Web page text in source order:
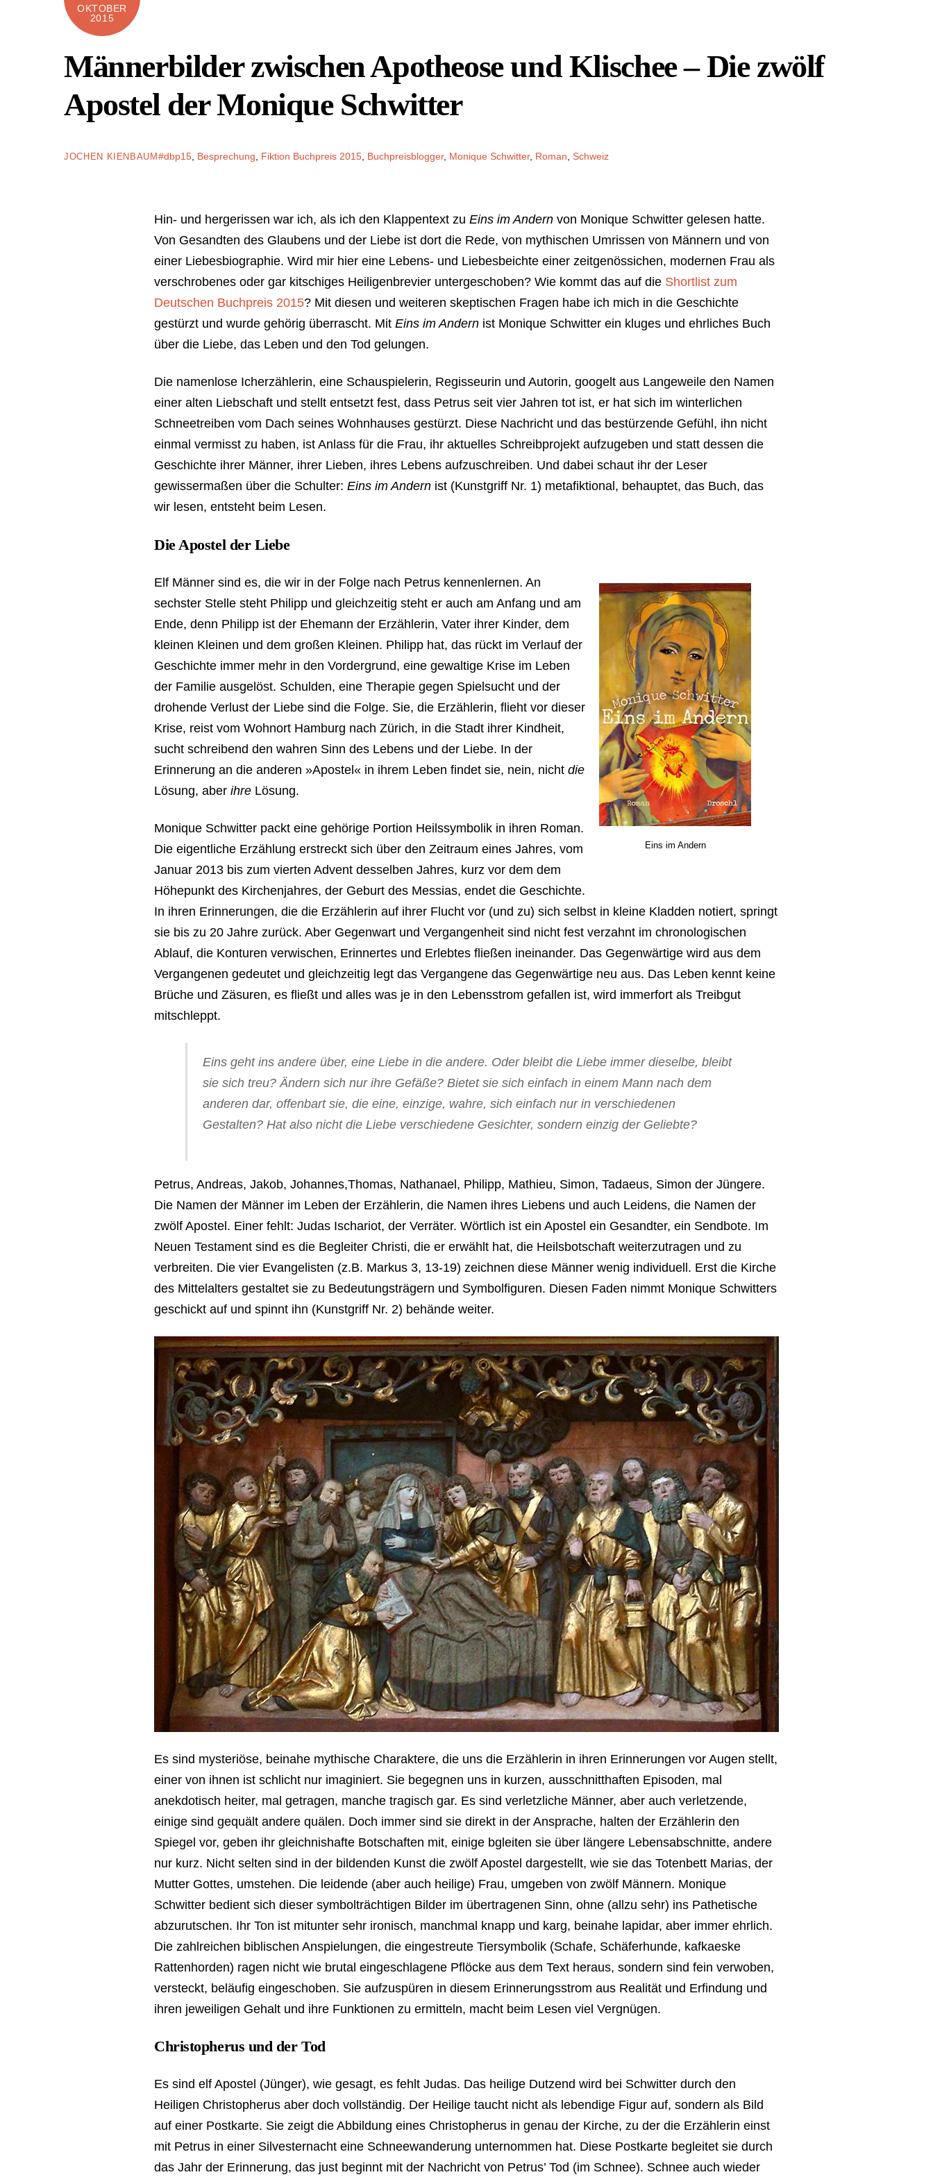
OKTOBER
2015
Männerbilder zwischen Apotheose und Klischee – Die zwölf
Apostel der Monique Schwitter
JOCHEN KIENBAUM#dbp15, Besprechung Fiktion Buchpreis 2015, Buchpreisblogger, Monique Schwitter, Roman Schweiz
Hin- und hergerissen war ich, als ich den Klappentext zu Eins im Andern von Monique Schwitter gelesen hatte.
Von Gesandten des Glaubens und der Liebe ist dort die Rede, von mythischen Umrissen von Männern und von
einer Liebesbiographie. Wird mir hier eine Lebens- und Liebesbeichte einer zeitgenössichen, modernen Frau als
verschrobenes oder gar kitschiges Heiligenbrevier untergeschoben? Wie kommt das auf die Shortlist zum
Deutschen Buchpreis 2015? Mit diesen und weiteren skeptischen Fragen habe ich mich in die Geschichte
gestürzt und wurde gehörig überrascht. Mit Eins im Andern ist Monique Schwitter ein kluges und ehrliches Buch
über die Liebe, das Leben und den Tod gelungen.
Die namenlose Icherzählerin, eine Schauspielerin, Regisseurin und Autorin, googelt aus Langeweile den Namen
einer alten Liebschaft und stellt entsetzt fest, dass Petrus seit vier Jahren tot ist, er hat sich im winterlichen
Schneetreiben vom Dach seines Wohnhauses gestürzt. Diese Nachricht und das bestürzende Gefühl, ihn nicht
einmal vermisst zu haben, ist Anlass für die Frau, ihr aktuelles Schreibprojekt aufzugeben und statt dessen die
Geschichte ihrer Männer, ihrer Lieben, ihres Lebens aufzuschreiben. Und dabei schaut ihr der Leser
gewissermaßen über die Schulter: Eins im Andern ist (Kunstgriff Nr. 1) metafiktional, behauptet, das Buch, das
wir lesen, entsteht beim Lesen.
Die Apostel der Liebe
Eins im Andern
Elf Männer sind es, die wir in der Folge nach Petrus kennenlernen. An
sechster Stelle steht Philipp und gleichzeitig steht er auch am Anfang und am
Ende, denn Philipp ist der Ehemann der Erzählerin, Vater ihrer Kinder, dem
kleinen Kleinen und dem großen Kleinen. Philipp hat, das rückt im Verlauf der
Geschichte immer mehr in den Vordergrund, eine gewaltige Krise im Leben
der Familie ausgelöst. Schulden, eine Therapie gegen Spielsucht und der
drohende Verlust der Liebe sind die Folge. Sie, die Erzählerin, flieht vor dieser
Krise, reist vom Wohnort Hamburg nach Zürich, in die Stadt ihrer Kindheit,
sucht schreibend den wahren Sinn des Lebens und der Liebe. In der
Erinnerung an die anderen »Apostel« in ihrem Leben findet sie, nein, nicht die
Lösung, aber ihre Lösung.
Monique Schwitter packt eine gehörige Portion Heilssymbolik in ihren Roman.
Die eigentliche Erzählung erstreckt sich über den Zeitraum eines Jahres, vom
Januar 2013 bis zum vierten Advent desselben Jahres, kurz vor dem dem
Höhepunkt des Kirchenjahres, der Geburt des Messias, endet die Geschichte.
In ihren Erinnerungen, die die Erzählerin auf ihrer Flucht vor (und zu) sich selbst in kleine Kladden notiert, springt
sie bis zu 20 Jahre zurück. Aber Gegenwart und Vergangenheit sind nicht fest verzahnt im chronologischen
Ablauf, die Konturen verwischen, Erinnertes und Erlebtes fließen ineinander. Das Gegenwärtige wird aus dem
Vergangenen gedeutet und gleichzeitig legt das Vergangene das Gegenwärtige neu aus. Das Leben kennt keine
Brüche und Zäsuren, es fließt und alles was je in den Lebensstrom gefallen ist, wird immerfort als Treibgut
mitschleppt.
Eins geht ins andere über, eine Liebe in die andere. Oder bleibt die Liebe immer dieselbe, bleibt
sie sich treu? Ändern sich nur ihre Gefäße? Bietet sie sich einfach in einem Mann nach dem
anderen dar, offenbart sie, die eine, einzige, wahre, sich einfach nur in verschiedenen
Gestalten? Hat also nicht die Liebe verschiedene Gesichter, sondern einzig der Geliebte?
Petrus, Andreas, Jakob, Johannes,Thomas, Nathanael, Philipp, Mathieu, Simon, Tadaeus, Simon der Jüngere.
Die Namen der Männer im Leben der Erzählerin, die Namen ihres Liebens und auch Leidens, die Namen der
zwölf Apostel. Einer fehlt: Judas Ischariot, der Verräter. Wörtlich ist ein Apostel ein Gesandter, ein Sendbote. Im
Neuen Testament sind es die Begleiter Christi, die er erwählt hat, die Heilsbotschaft weiterzutragen und zu
verbreiten. Die vier Evangelisten (z.B. Markus 3, 13-19) zeichnen diese Männer wenig individuell. Erst die Kirche
des Mittelalters gestaltet sie zu Bedeutungsträgern und Symbolfiguren. Diesen Faden nimmt Monique Schwitters
geschickt auf und spinnt ihn (Kunstgriff Nr. 2) behände weiter.
Es sind mysteriöse, beinahe mythische Charaktere, die uns die Erzählerin in ihren Erinnerungen vor Augen stellt,
einer von ihnen ist schlicht nur imaginiert. Sie begegnen uns in kurzen, ausschnitthaften Episoden, mal
anekdotisch heiter, mal getragen, manche tragisch gar. Es sind verletzliche Männer, aber auch verletzende,
einige sind gequält andere quälen. Doch immer sind sie direkt in der Ansprache, halten der Erzählerin den
Spiegel vor, geben ihr gleichnishafte Botschaften mit, einige bgleiten sie über längere Lebensabschnitte, andere
nur kurz. Nicht selten sind in der bildenden Kunst die zwölf Apostel dargestellt, wie sie das Totenbett Marias, der
Mutter Gottes, umstehen. Die leidende (aber auch heilige) Frau, umgeben von zwölf Männern. Monique
Schwitter bedient sich dieser symbolträchtigen Bilder im übertragenen Sinn, ohne (allzu sehr) ins Pathetische
abzurutschen. Ihr Ton ist mitunter sehr ironisch, manchmal knapp und karg, beinahe lapidar, aber immer ehrlich.
Die zahlreichen biblischen Anspielungen, die eingestreute Tiersymbolik (Schafe, Schäferhunde, kafkaeske
Rattenhorden) ragen nicht wie brutal eingeschlagene Pflöcke aus dem Text heraus, sondern sind fein verwoben,
versteckt, beläufig eingeschoben. Sie aufzuspüren in diesem Erinnerungsstrom aus Realität und Erfindung und
ihren jeweiligen Gehalt und ihre Funktionen zu ermitteln, macht beim Lesen viel Vergnügen.
Christopherus und der Tod
Es sind elf Apostel (Jünger), wie gesagt, es fehlt Judas. Das heilige Dutzend wird bei Schwitter durch den
Heiligen Christopherus aber doch vollständig. Der Heilige taucht nicht als lebendige Figur auf, sondern als Bild
auf einer Postkarte. Sie zeigt die Abbildung eines Christopherus in genau der Kirche, zu der die Erzählerin einst
mit Petrus in einer Silvesternacht eine Schneewanderung unternommen hat. Diese Postkarte begleitet sie durch
das Jahr der Erinnerung, das just beginnt mit der Nachricht von Petrus’ Tod (im Schnee). Schnee auch wieder